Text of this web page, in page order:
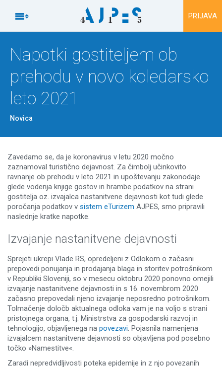
Na vsebino
 PRIJAVA
Napotki gostiteljem ob
prehodu v novo koledarsko
leto 2021
Novica
Zavedamo se, da je koronavirus v letu 2020 močno
zaznamoval turistično dejavnost. Za čimbolj učinkovito
ravnanje ob prehodu v leto 2021 in upoštevanju zakonodaje
glede vodenja knjige gostov in hrambe podatkov na strani
gostitelja oz. izvajalca nastanitvene dejavnosti kot tudi glede
poročanja podatkov v sistem eTurizem AJPES, smo pripravili
naslednje kratke napotke.
Izvajanje nastanitvene dejavnosti
Sprejeti ukrepi Vlade RS, opredeljeni z Odlokom o začasni
prepovedi ponujanja in prodajanja blaga in storitev potrošnikom
v Republiki Sloveniji, so v mesecu oktobru 2020 ponovno omejili
izvajanje nastanitvene dejavnosti in s 16. novembrom 2020
začasno prepovedali njeno izvajanje neposredno potrošnikom.
Tolmačenje določb aktualnega odloka vam je na voljo s strani
pristojnega organa, t.j. Ministrstva za gospodarski razvoj in
tehnologijo, objavljenega na povezavi. Pojasnila namenjena
izvajalcem nastanitvene dejavnosti so objavljena pod posebno
točko »Namestitve«.
Zaradi nepredvidljivosti poteka epidemije in z njo povezanih